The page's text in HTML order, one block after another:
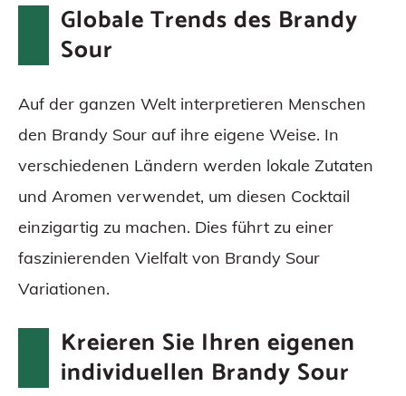
Globale Trends des Brandy
Sour
Auf der ganzen Welt interpretieren Menschen
den Brandy Sour auf ihre eigene Weise. In
verschiedenen Ländern werden lokale Zutaten
und Aromen verwendet, um diesen Cocktail
einzigartig zu machen. Dies führt zu einer
faszinierenden Vielfalt von Brandy Sour
Variationen.
Kreieren Sie Ihren eigenen
individuellen Brandy Sour